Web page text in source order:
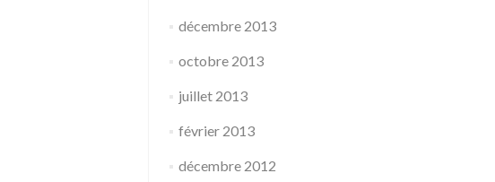
décembre 2013
octobre 2013
juillet 2013
février 2013
décembre 2012